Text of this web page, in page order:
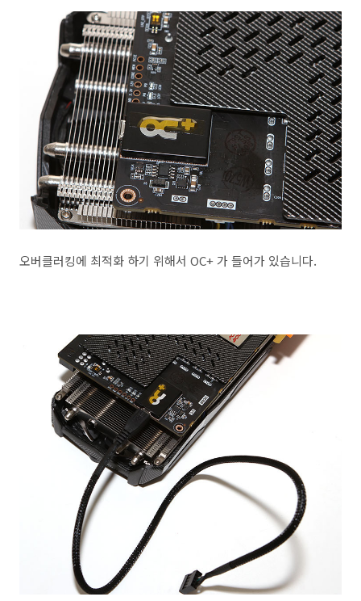
오버클러킹에 최적화 하기 위해서 OC+ 가 들어가 있습니다.